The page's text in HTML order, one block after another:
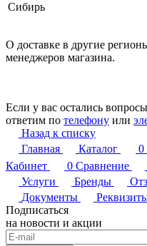
Сибирь
О доставке в другие
менеджеров магазина.
Если у вас остались
ответим по телефону или
Назад к списку
Главная
Каталог 0
Кабинет
0 Сравнение
Услуги
Бренды
Документы
Подписаться
на новости и акции